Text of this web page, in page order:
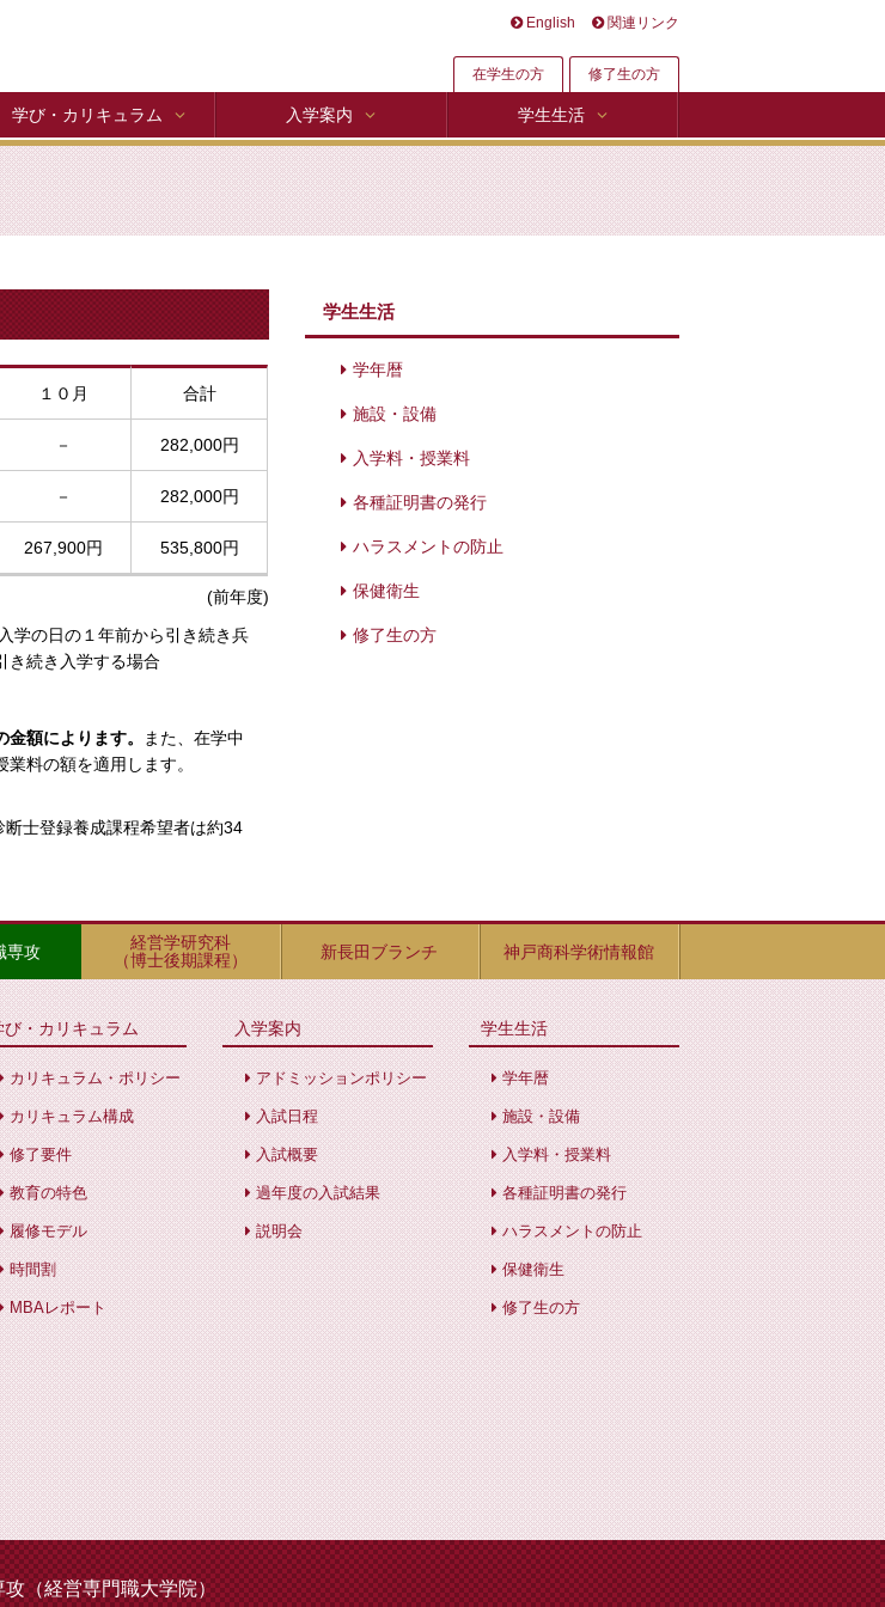
English 関連リンク
在学生の方 修了生の方
学び・カリキュラム 入学案内 学生生活
１０月 合計
－ 282,000円
－ 282,000円
267,900円 535,800円
(前年度)
学の日の１年前から引き続き兵
き続き入学する場合
額によります。
また、在学中
料の額を適用します。
士登録養成課程希望者は約34
学生生活
学年暦
施設・設備
入学料・授業料
各種証明書の発行
ハラスメントの防止
保健衛生
修了生の方
専攻
経営学研究科
（博士後期課程）
新長田ブランチ 神戸商科学術情報館
び・カリキュラム
カリキュラム・ポリシー
カリキュラム構成
修了要件
教育の特色
履修モデル
時間割
MBAレポート
入学案内
アドミッションポリシー
入試日程
入試概要
過年度の入試結果
説明会
学生生活
学年暦
施設・設備
入学料・授業料
各種証明書の発行
ハラスメントの防止
保健衛生
修了生の方
（経営専門職大学院）